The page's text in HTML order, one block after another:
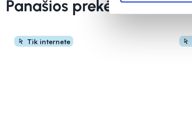
Panašios prekės
Tik internete